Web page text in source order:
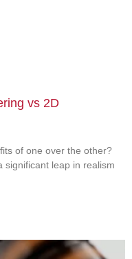
vs 2D
of one over the other?
significant leap in realism